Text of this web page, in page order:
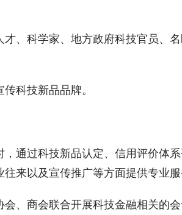
、科学家、地方政府科技官员、
科技新品品牌。
通过科技新品认定、信用评价体
来以及宣传推广等方面提供专业服
、商会联合开展科技金融相关的